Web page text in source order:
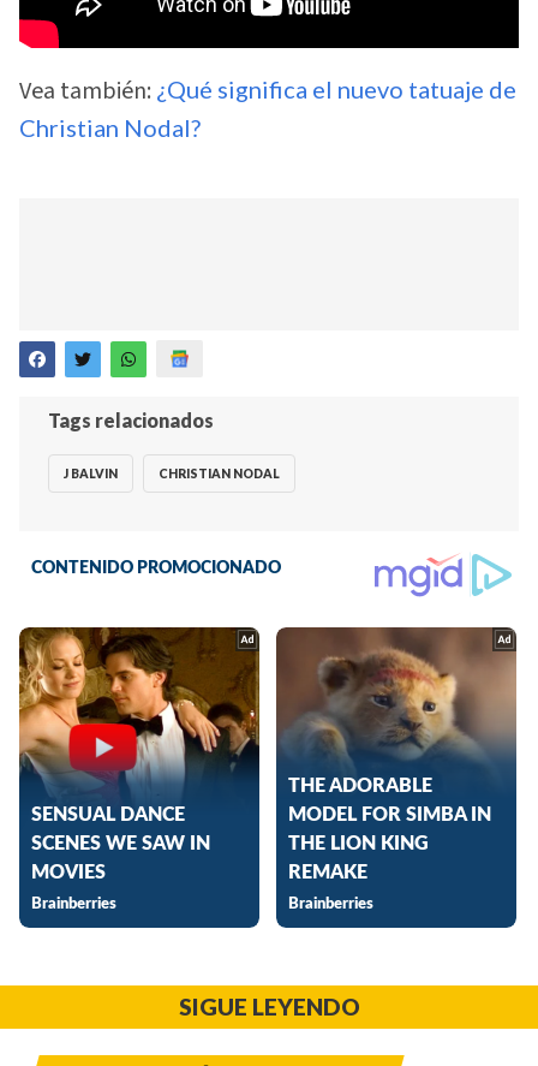
Vea también: ¿Qué significa el nuevo tatuaje de
Christian Nodal?
Tags relacionados
J BALVIN CHRISTIAN NODAL
SIGUE LEYENDO